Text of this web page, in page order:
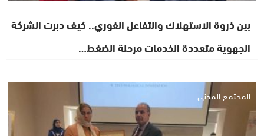
بين ذروة الاستهلاك والتفاعل الفوري.. كيف دبرت الشركة
الجهوية متعددة الخدمات مرحلة الضغط…
المجتمع المدني